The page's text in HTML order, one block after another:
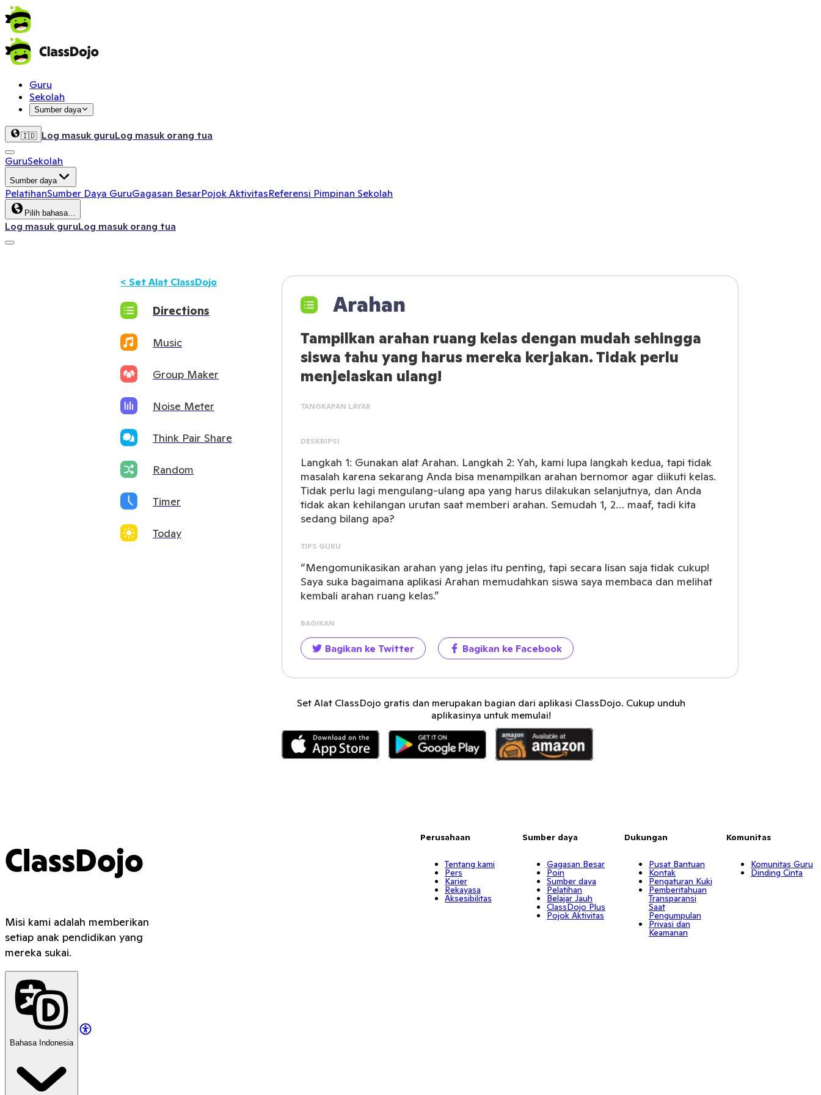
Guru
Sekolah
Sumber daya
🇮🇩 Log masuk guruLog masuk orang tua
GuruSekolah
Sumber daya
PelatihanSumber Daya GuruGagasan BesarPojok AktivitasReferensi Pimpinan Sekolah
Pilih bahasa…
Log masuk guruLog masuk orang tua
< Set Alat ClassDojo
Directions
Music
Group Maker
Noise Meter
Think Pair Share
Random
Timer
Today
Arahan
Tampilkan arahan ruang kelas dengan mudah sehingga
siswa tahu yang harus mereka kerjakan. Tidak perlu
menjelaskan ulang!
TANGKAPAN LAYAR
DESKRIPSI
Langkah 1: Gunakan alat Arahan. Langkah 2: Yah, kami lupa langkah kedua, tapi tidak
masalah karena sekarang Anda bisa menampilkan arahan bernomor agar diikuti kelas.
Tidak perlu lagi mengulang-ulang apa yang harus dilakukan selanjutnya, dan Anda
tidak akan kehilangan urutan saat memberi arahan. Semudah 1, 2… maaf, tadi kita
sedang bilang apa?
TIPS GURU
“Mengomunikasikan arahan yang jelas itu penting, tapi secara lisan saja tidak cukup!
Saya suka bagaimana aplikasi Arahan memudahkan siswa saya membaca dan melihat
kembali arahan ruang kelas.”
BAGIKAN
Bagikan ke Twitter Bagikan ke Facebook
Set Alat ClassDojo gratis dan merupakan bagian dari aplikasi ClassDojo. Cukup unduh
aplikasinya untuk memulai!
ClassDojo
Misi kami adalah memberikan
setiap anak pendidikan yang
mereka sukai.
Bahasa Indonesia
Perusahaan
Tentang kami
Pers
Karier
Rekayasa
Aksesibilitas
Sumber daya
Gagasan Besar
Poin
Sumber daya
Pelatihan
Belajar Jauh
ClassDojo Plus
Pojok Aktivitas
Dukungan
Pusat Bantuan
Kontak
Pengaturan Kuki
Pemberitahuan
Transparansi
Saat
Pengumpulan
Privasi dan
Keamanan
Komunitas
Komunitas Guru
Dinding Cinta